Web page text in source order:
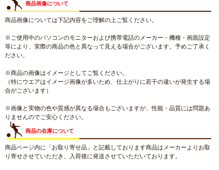
商品画像について
商品画像については下記内容をご理解の上ご覧ください。
※ご使用中のパソコンのモニターおよび携帯電話のメーカー・機種・画面設定
等により、実際の商品の色と異なって見える場合がございます。予めご了承く
ださい。
※商品の画像はイメージとしてご覧ください。
（特にウエアはイメージ画像が多いため、仕上がりに若干の違いが発生する場
合がございます）
※画像と実物の色や質感が異なる場合もございますが、性能・品質には問題あ
りませんのでご安心ください。
商品の在庫について
商品ページ内に「お取り寄せ品」と記載しております商品はメーカーよりお取
り寄せさせていただき、入荷後に発送させていただいております。